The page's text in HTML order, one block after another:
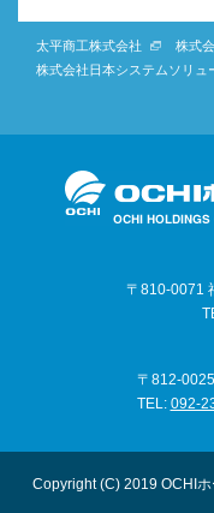
太平商工株式会社
株式
株式会社日本システムソリュ
〒810-0071
〒812-
TEL: 092-
Copyright (C) 2019 OCHI